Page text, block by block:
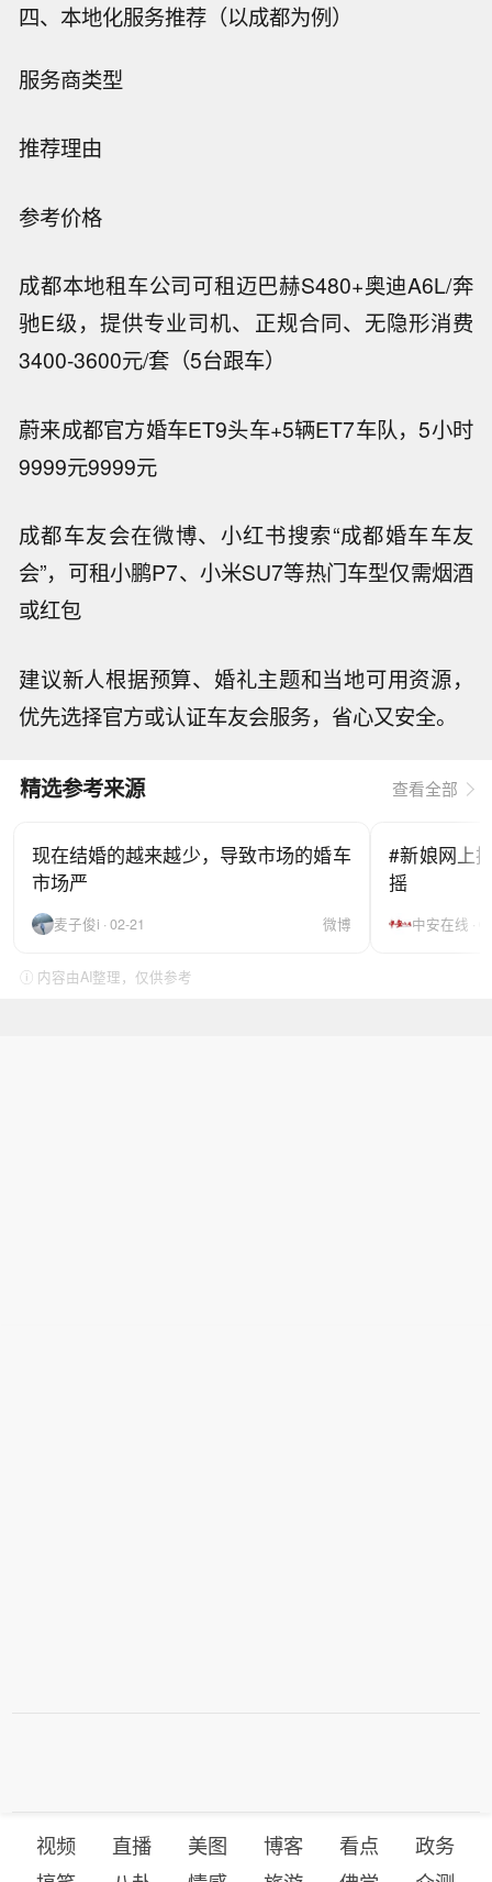
四、本地化服务推荐（以成都为例）
服务商类型
推荐理由
参考价格
成都本地租车公司可租迈巴赫S480+奥迪A6L/奔
驰E级，提供专业司机、正规合同、无隐形消费
3400-3600元/套（5台跟车）
蔚来成都官方婚车ET9头车+5辆ET7车队，5小时
9999元9999元
成都车友会在微博、小红书搜索“成都婚车车友
会”，可租小鹏P7、小米SU7等热门车型仅需烟酒
或红包
建议新人根据预算、婚礼主题和当地可用资源，
优先选择官方或认证车友会服务，省心又安全。
精选参考来源 查看全部
现在结婚的越来越少，导致市场的婚车
市场严
麦子俊i · 02-21 微博
#新娘网上
摇
中安在线 ·
ⓘ 内容由AI整理，仅供参考
视频 直播 美图 博客 看点
政务